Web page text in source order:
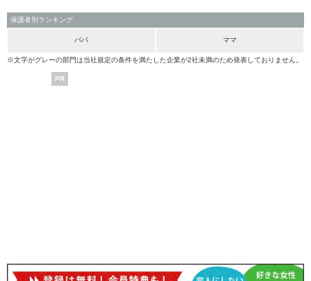
保護者別ランキング
パパ ママ
※文字がグレーの部門は当社規定の条件を満たした企業が2社未満のため発表しておりません。
PR